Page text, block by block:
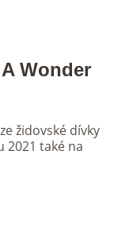
Wonder
židovské dívky
2021 také na